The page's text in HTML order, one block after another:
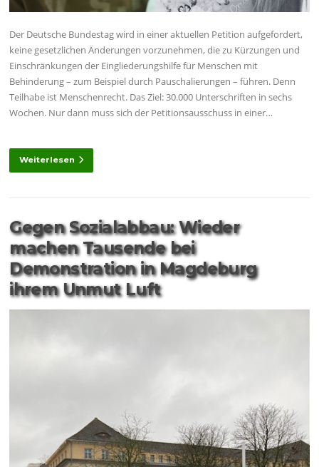
Der Deutsche Bundestag wird in einer aktuellen Petition aufgefordert,
keine gesetzlichen Änderungen vorzunehmen, die zu Kürzungen und
Einschränkungen der Eingliederungshilfe für Menschen mit
Behinderung – zum Beispiel durch Pauschalierungen – führen. Denn
Teilhabe ist Menschenrecht. Das Ziel: 30.000 Unterschriften in sechs
Wochen. Nur dann muss sich der Petitionsausschuss in einer…
Weiterlesen
Gegen Sozialabbau: Wieder
machen Tausende bei
Demonstration in Magdeburg
ihrem Unmut Luft